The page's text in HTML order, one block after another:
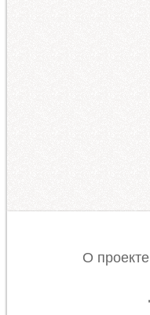
О проекте